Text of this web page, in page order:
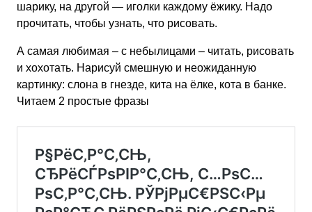
шарику, на другой — иголки каждому ёжику. Надо
прочитать, чтобы узнать, что рисовать.
А самая любимая – с небылицами – читать, рисовать
и хохотать. Нарисуй смешную и неожиданную
картинку: слона в гнезде, кита на ёлке, кота в банке.
Читаем 2 простые фразы